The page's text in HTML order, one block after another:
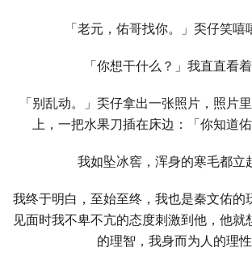
「老元，佑哥找你。」奀仔笑嘻
「你想干什么？」我直直看着
「别乱动。」奀仔拿出一张照片，照片
上，一把水果刀插在床边：「你知道佑
我如坠冰窖，浑身的寒毛都立
我终于明白，至始至终，我也是秦文佑的
见面时我不卑不亢的态度刺激到他，他就
的理智，我身而为人的理性